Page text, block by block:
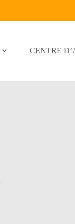
CENTRE